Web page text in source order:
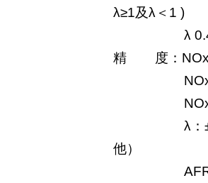
λ≥1及λ＜1 )
λ 0.4～25
精 度：
NOx(NTK
λ：±0.008
他）
AFR：